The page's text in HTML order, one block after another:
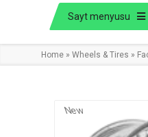
Sayt menyusu
Home » Wheels & Tires »
New